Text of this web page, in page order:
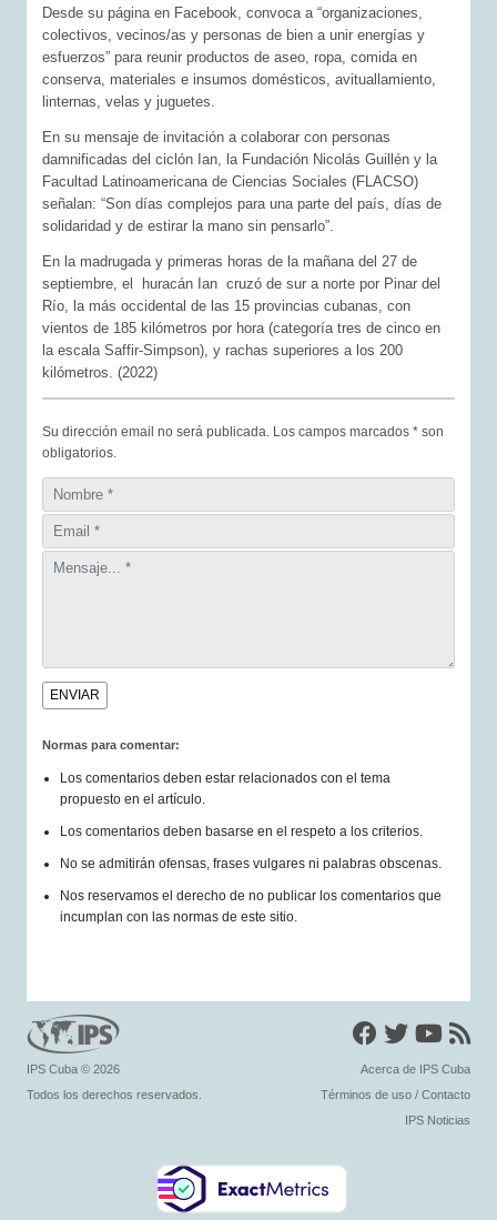
Desde su página en Facebook, convoca a “organizaciones,
colectivos, vecinos/as y personas de bien a unir energías y
esfuerzos” para reunir productos de aseo, ropa, comida en
conserva, materiales e insumos domésticos, avituallamiento,
linternas, velas y juguetes.
En su mensaje de invitación a colaborar con personas
damnificadas del ciclón Ian, la Fundación Nicolás Guillén y la
Facultad Latinoamericana de Ciencias Sociales (FLACSO)
señalan: “Son días complejos para una parte del país, días de
solidaridad y de estirar la mano sin pensarlo”.
En la madrugada y primeras horas de la mañana del 27 de
septiembre, el huracán Ian cruzó de sur a norte por Pinar del
Río, la más occidental de las 15 provincias cubanas, con
vientos de 185 kilómetros por hora (categoría tres de cinco en
la escala Saffir-Simpson), y rachas superiores a los 200
kilómetros. (2022)
Su dirección email no será publicada. Los campos marcados * son
obligatorios.
Normas para comentar:
Los comentarios deben estar relacionados con el tema
propuesto en el artículo.
Los comentarios deben basarse en el respeto a los criterios.
No se admitirán ofensas, frases vulgares ni palabras obscenas.
Nos reservamos el derecho de no publicar los comentarios que
incumplan con las normas de este sitio.
IPS Cuba © 2026
Acerca de IPS Cuba
Todos los derechos reservados.
Términos de uso / Contacto
IPS Noticias